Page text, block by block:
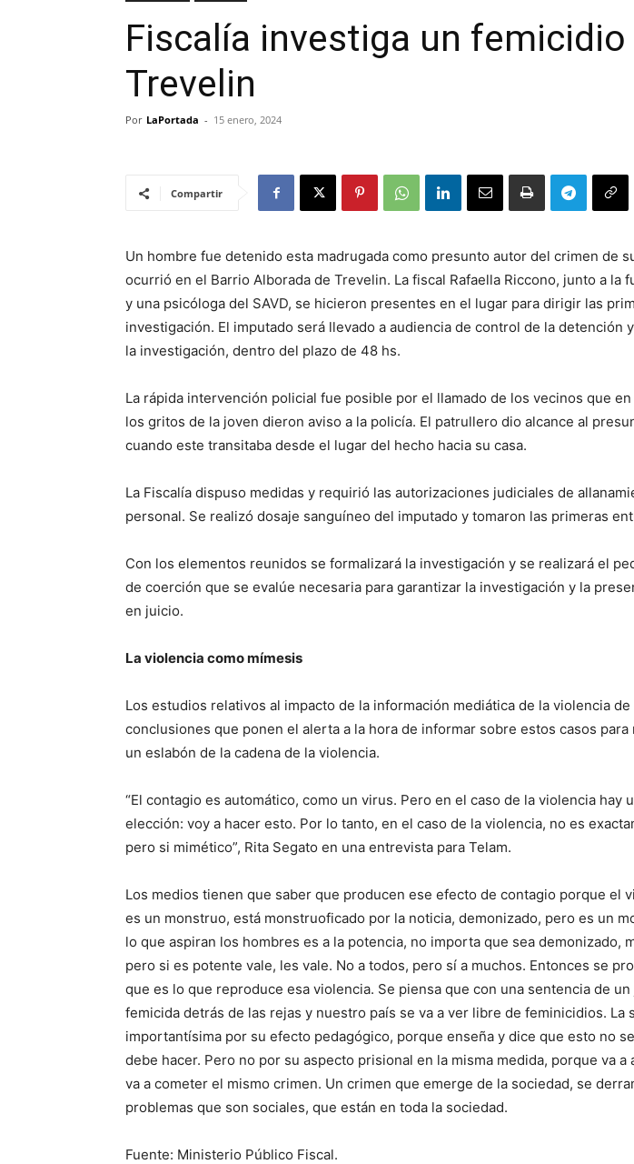
Fiscalía investiga un femicidio
Trevelin
Por LaPortada - 15 enero, 2024
Compartir
Un hombre fue detenido esta madrugada como presunto autor del crimen de
ocurrió en el Barrio Alborada de Trevelin. La fiscal Rafaella Riccono, junto a la
y una psicóloga del SAVD, se hicieron presentes en el lugar para dirigir las
investigación. El imputado será llevado a audiencia de control de la detención
la investigación, dentro del plazo de 48 hs.
La rápida intervención policial fue posible por el llamado de los vecinos que
los gritos de la joven dieron aviso a la policía. El patrullero dio alcance al
cuando este transitaba desde el lugar del hecho hacia su casa.
La Fiscalía dispuso medidas y requirió las autorizaciones judiciales de
personal. Se realizó dosaje sanguíneo del imputado y tomaron las primeras
Con los elementos reunidos se formalizará la investigación y se realizará el
de coerción que se evalúe necesaria para garantizar la investigación y la
en juicio.
La violencia como mímesis
Los estudios relativos al impacto de la información mediática de la violencia
conclusiones que ponen el alerta a la hora de informar sobre estos casos
un eslabón de la cadena de la violencia.
“El contagio es automático, como un virus. Pero en el caso de la violencia hay
elección: voy a hacer esto. Por lo tanto, en el caso de la violencia, no es
pero si mimético”, Rita Segato en una entrevista para Telam.
Los medios tienen que saber que producen ese efecto de contagio porque el
es un monstruo, está monstruoficado por la noticia, demonizado, pero es un
lo que aspiran los hombres es a la potencia, no importa que sea demonizado,
pero si es potente vale, les vale. No a todos, pero sí a muchos. Entonces se
que es lo que reproduce esa violencia. Se piensa que con una sentencia de
femicida detrás de las rejas y nuestro país se va a ver libre de feminicidios. La
importantísima por su efecto pedagógico, porque enseña y dice que esto no
debe hacer. Pero no por su aspecto prisional en la misma medida, porque va a
va a cometer el mismo crimen. Un crimen que emerge de la sociedad, se
problemas que son sociales, que están en toda la sociedad.
Fuente: Ministerio Público Fiscal.